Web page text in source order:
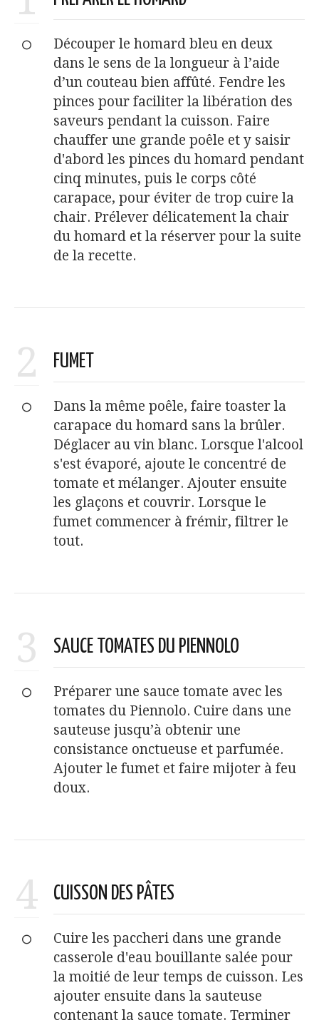
Découper le homard bleu en deux
dans le sens de la longueur à l’aide
d’un couteau bien affûté. Fendre les
pinces pour faciliter la libération des
saveurs pendant la cuisson. Faire
chauffer une grande poêle et y saisir
d'abord les pinces du homard pendant
cinq minutes, puis le corps côté
carapace, pour éviter de trop cuire la
chair. Prélever délicatement la chair
du homard et la réserver pour la suite
de la recette.
2 FUMET
Dans la même poêle, faire toaster la
carapace du homard sans la brûler.
Déglacer au vin blanc. Lorsque l'alcool
s'est évaporé, ajoute le concentré de
tomate et mélanger. Ajouter ensuite
les glaçons et couvrir. Lorsque le
fumet commencer à frémir, filtrer le
tout.
3 SAUCE TOMATES DU PIENNOLO
Préparer une sauce tomate avec les
tomates du Piennolo. Cuire dans une
sauteuse jusqu’à obtenir une
consistance onctueuse et parfumée.
Ajouter le fumet et faire mijoter à feu
doux.
4 CUISSON DES PÂTES
Cuire les paccheri dans une grande
casserole d'eau bouillante salée pour
la moitié de leur temps de cuisson. Les
ajouter ensuite dans la sauteuse
contenant la sauce tomate. Terminer